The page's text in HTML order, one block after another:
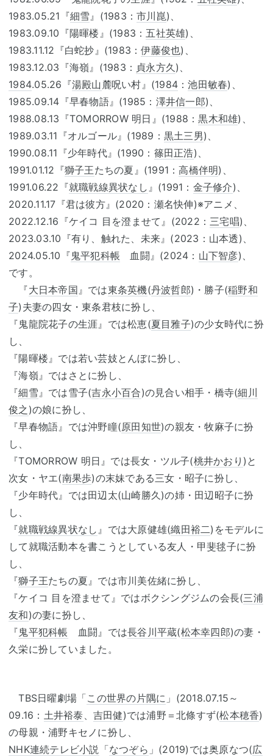
1983.05.21『細雪 』(1983： 市川崑)、
1983.09.10『陽暉楼』(1983： 五社英雄)、
1983.11.12『白蛇抄』(1983：伊藤俊也)、
1983.12.03『海嶺』(1983： 貞永方久 )、
1984.05.26『湯殿山 麓呪い村』(1984 ：池田敏春)、
1985.09.14『早春物語』(1985： 澤井信一郎)、
1988.08.13『TOMORROW 明日』(1988：黒木和雄)、
1989.03.11『オルゴール』(1989： 黒土三男)、
1990.08.11『少年時代』(1990： 篠田正浩)、
1991.01.12『獅子王たちの夏』(1991：高橋伴明)、
1991.06.22『就職戦線異状なし 』(1991： 金子修介)、
2020.11.17『君は彼方』(2020：瀬名快伸)※アニメ、
2022.12.16『ケイコ 目を澄ませて』(2022： 三宅唱)、
2023.03.10『有り、触れた、未来』(2023：山本透)、
2024.05.10『鬼平犯科帳 血闘』(2024： 山下智彦)、
です。
『大日本帝国 』では東条英機(丹波哲郎)・勝子(稲野和
子)夫妻の四女・東条君枝に扮し、
『鬼龍院花子の生涯』では松恵(夏目雅子)の少女時代に扮
し、
『陽暉楼』では若い芸妓とんぼに扮し、
『海嶺』ではさとに扮し、
『細雪 』では雪子(吉永小百合)の見合い相手・橋寺(細川
俊之 )の娘に扮し、
『早春物語』では沖野瞳(原田知世)の親友・牧麻子に扮
し、
『TOMORROW 明日』では長女・ツル子(桃井かおり )と
次女・ヤエ(南果歩)の末妹である三女・昭子に扮し、
『少年時代』では田辺太(山崎勝久)の姉・田辺昭子に扮
し、
『就職戦線異状なし 』では大原健雄(織田裕二)をモデルに
して就職活動本を書こうとしている友人・甲斐毬子に扮
し、
『獅子王たちの夏』では市川美佐緒に扮し、
『ケイコ 目を澄ませて』ではボクシングジムの会長(三浦
友和)の妻に扮し、
『鬼平犯科帳 血闘』では長谷川平蔵(松本幸四郎)の妻・
久栄に扮していました。
TBS日曜劇場「この世界の片隅に 」(2018.07.15～
09.16： 土井裕泰 吉田健)では浦野＝北條すず(松本穂香)
の母親・浦野キセノに扮し、
NHK連続テレビ小説 「なつぞら 」(2019)では奥原なつ(広